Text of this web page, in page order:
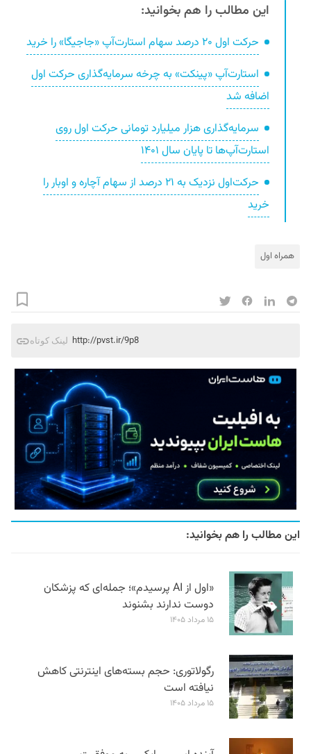
این مطالب را هم بخوانید:
حرکت اول ۲۰ درصد سهام استارت‌آپ «جاجیگا» را خرید
استارت‌آپ «پینکت» به چرخه سرمایه‌گذاری حرکت اول
اضافه شد
سرمایه‌گذاری هزار میلیارد تومانی حرکت اول روی
استارت‌آپ‌ها تا پایان سال ۱۴۰۱
حرکت‌اول نزدیک به ۲۱ درصد از سهام آچاره و اوبار را
خرید
همراه اول
لینک کوتاه http://pvst.ir/9p8
این مطالب را هم بخوانید:
«اول از AI پرسیدم»؛ جمله‌ای که پزشکان
دوست ندارند بشنوند
۱۵ مرداد ۱۴۰۵
رگولاتوری: حجم بسته‌های اینترنتی کاهش
نیافته است
۱۵ مرداد ۱۴۰۵